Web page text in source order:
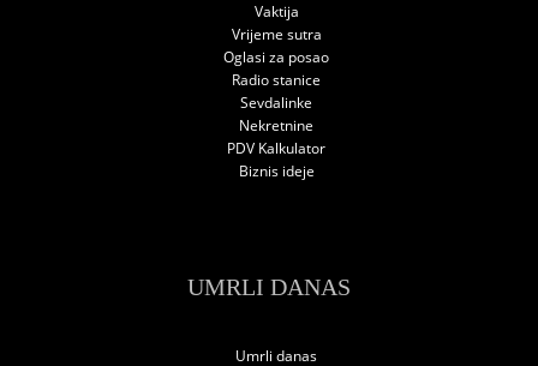
Vaktija
Vrijeme sutra
Oglasi za posao
Radio stanice
Sevdalinke
Nekretnine
PDV Kalkulator
Biznis ideje
UMRLI DANAS
Umrli danas